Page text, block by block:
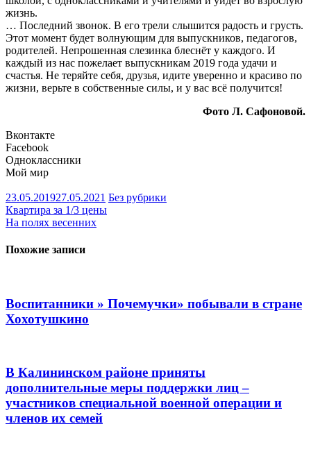
жизнь.
… Последний звонок. В его трели слышится радость и грусть.
Этот момент будет волнующим для выпускников, педагогов,
родителей. Непрошенная слезинка блеснёт у каждого. И
каждый из нас пожелает выпускникам 2019 года удачи и
счастья. Не теряйте себя, друзья, идите уверенно и красиво по
жизни, верьте в собственные силы, и у вас всё получится!
Фото Л. Сафоновой.
Вконтакте
Facebook
Одноклассники
Мой мир
23.05.201927.05.2021 Без рубрики
Навигация
по
записям
Квартира за 1/3 цены
На полях весенних
Похожие записи
Воспитанники » Почемучки» побывали в стране
Хохотушкино
В Калининском районе приняты
дополнительные меры поддержки лиц –
участников специальной военной операции и
членов их семей